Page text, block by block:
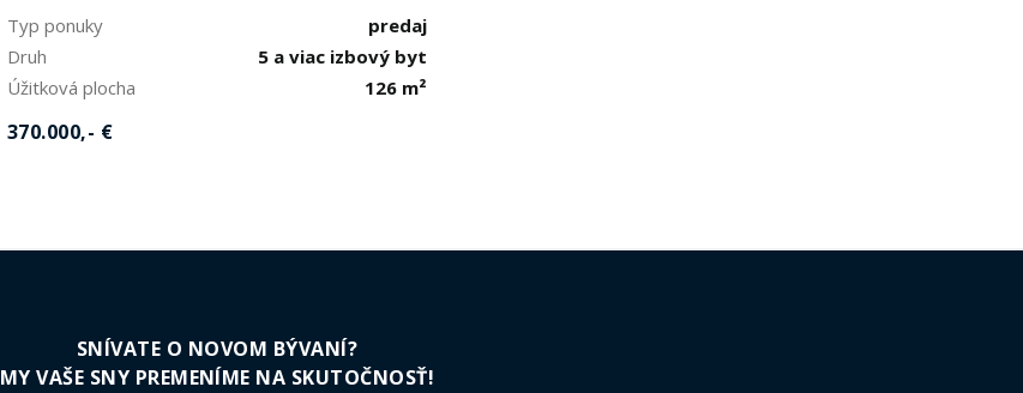
Typ ponuky
predaj
Druh
5 a viac izbový byt
Úžitková plocha
126 m²
370.000,- €
SNÍVATE O NOVOM BÝVANÍ?
MY VAŠE SNY PREMENÍME NA SKUTOČNOSŤ!